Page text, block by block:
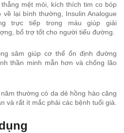
mệt mỏi, kích thích tim co bóp
lại bình thường, Insulin Analogue
trực tiếp trong máu giúp giải
bổ trợ tốt cho người tiểu đường.
sâm giúp cơ thể ổn định đường
thần minh mẫn hơn và chống lão
thường có da dẻ hồng hào căng
và rất ít mắc phải các bệnh tuổi già.